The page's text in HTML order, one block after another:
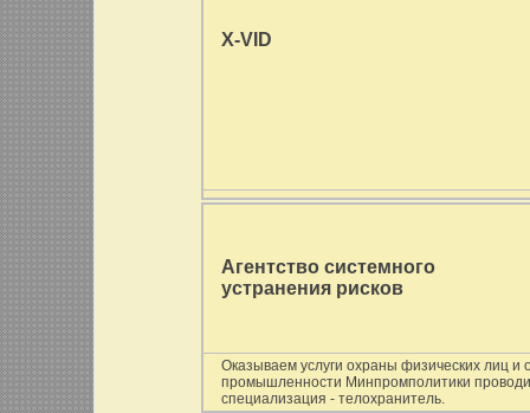
X-VID
Агентство системного
устранения рисков
Оказываем услуги охраны физических лиц и
промышленности Минпромполитики
специализация - телохранитель.